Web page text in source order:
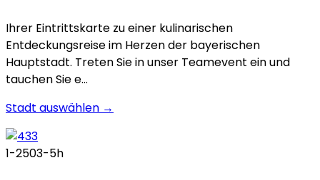
Ihrer Eintrittskarte zu einer kulinarischen
Entdeckungsreise im Herzen der bayerischen
Hauptstadt. Treten Sie in unser Teamevent ein und
tauchen Sie e…
Stadt auswählen →
1-2503-5h